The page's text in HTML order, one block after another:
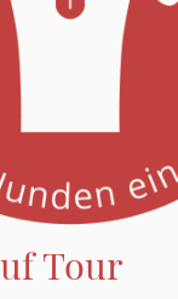
Tour